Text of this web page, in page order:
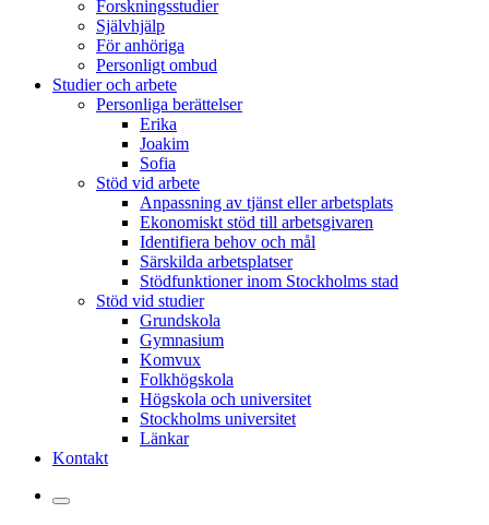
Forskningsstudier
Självhjälp
För anhöriga
Personligt ombud
Studier och arbete
Personliga berättelser
Erika
Joakim
Sofia
Stöd vid arbete
Anpassning av tjänst eller arbetsplats
Ekonomiskt stöd till arbetsgivaren
Identifiera behov och mål
Särskilda arbetsplatser
Stödfunktioner inom Stockholms stad
Stöd vid studier
Grundskola
Gymnasium
Komvux
Folkhögskola
Högskola och universitet
Stockholms universitet
Länkar
Kontakt